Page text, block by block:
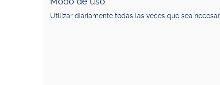
Utilizar diariamente todas las veces que sea